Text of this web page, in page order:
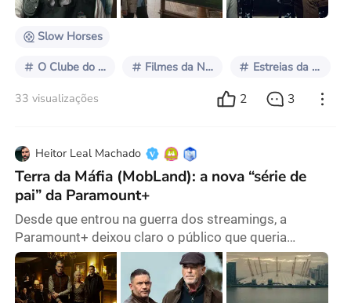
Mirren e Pierce Brosnan, que possuem um
Slow Horses
O Clube do Crime das Quintas-feiras Filmes da Netflix Estreias da Netflix
33 visualizações 2 3
Heitor Leal Machado
Terra da Máfia (MobLand): a nova “série de
pai” da Paramount+
Desde que entrou na guerra dos streamings, a
Paramount+ deixou claro o público que queria
conquistar: homens adultos em busca de dramas
intensos, cheios de violência, dilemas morais e
disputas de poder. O catálogo se consolidou com